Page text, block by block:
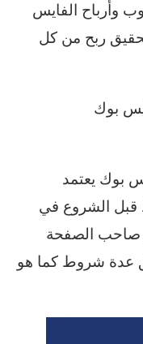
وأرباح الفايس
ربح من كل
بوك
بوك يعتمد
الشروع في
صاحب الصفحة
عدة شروط كما هو